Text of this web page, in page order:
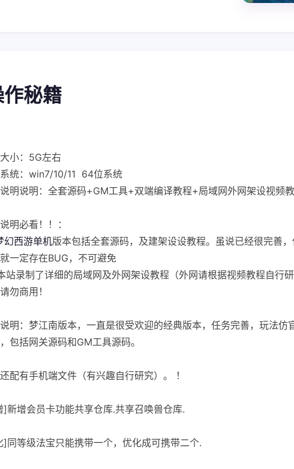
作秘籍
小：5G左右
统：win7/10/11 64位系统
明说明：全套源码+GM工具+双端编译教程+局域网外网架设视频
明必看！！：
幻西游单机版本包括全套源码，及建架设设教程。虽说已经很完善
一定存在BUG，不可避免
站录制了详细的局域网及外网架设教程（外网请根据视频教程自行
勿商用！
明：梦江南版本，一直是很受欢迎的经典版本，任务完善，玩法
包括网关源码和GM工具源码。
配有手机端文件（有兴趣自行研究）。 ！
]新增会员卡功能共享仓库.共享召唤兽仓库.
]同等级法宝只能携带一个，优化成可携带二个.